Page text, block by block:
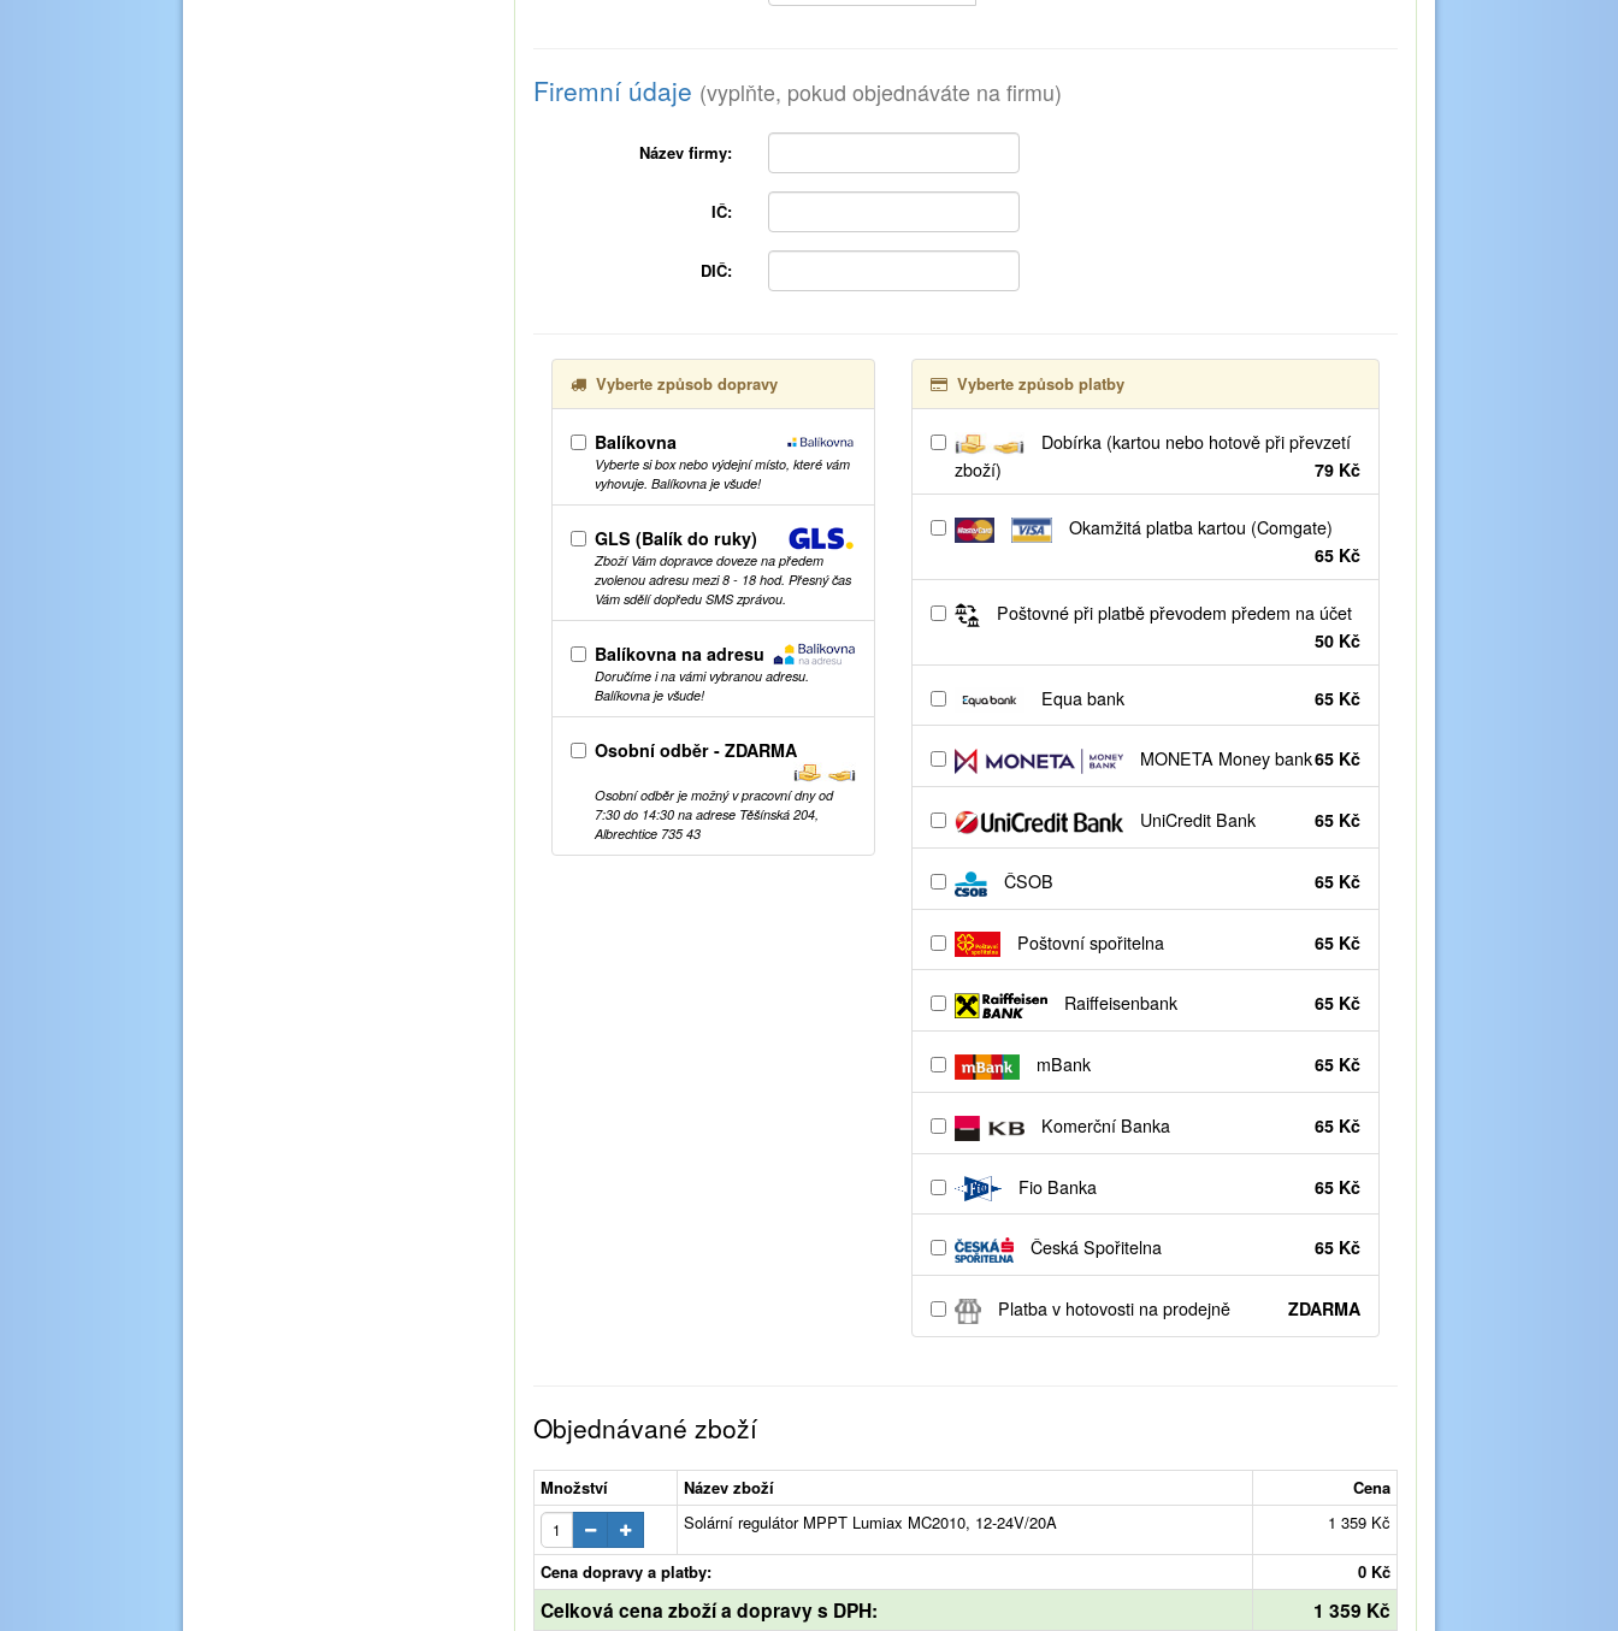
Firemní údaje (vyplňte, pokud objednáváte na firmu)
Název firmy:
IČ:
DIČ:
Vyberte způsob dopravy
Balíkovna
Vyberte si box nebo výdejní místo, které vám
vyhovuje. Balíkovna je všude!
GLS (Balík do ruky)
Zboží Vám dopravce doveze na předem
zvolenou adresu mezi 8 - 18 hod. Přesný čas
Vám sdělí dopředu SMS zprávou.
Balíkovna na adresu
Doručíme i na vámi vybranou adresu.
Balíkovna je všude!
Osobní odběr - ZDARMA
Osobní odběr je možný v pracovní dny od
7:30 do 14:30 na adrese Těšínská 204,
Albrechtice 735 43
Vyberte způsob platby
Dobírka (kartou nebo hotově při převzetí
zboží)
79 Kč
Okamžitá platba kartou (Comgate)
65 Kč
Poštovné při platbě převodem předem na účet
50 Kč
Equa bank 65 Kč
MONETA Money bank65 Kč
UniCredit Bank 65 Kč
ČSOB 65 Kč
Poštovní spořitelna 65 Kč
Raiffeisenbank 65 Kč
mBank 65 Kč
Komerční Banka 65 Kč
Fio Banka 65 Kč
Česká Spořitelna 65 Kč
Platba v hotovosti na prodejně ZDARMA
Objednávané zboží
Množství Název zboží
Cena
Solární regulátor MPPT Lumiax MC2010, 12-24V/20A
1 359 Kč
Cena dopravy a platby: 0 Kč
Celková cena zboží a dopravy s DPH: 1 359 Kč